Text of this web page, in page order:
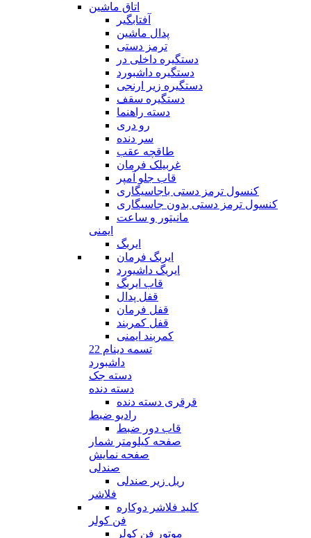
اتاق ماشین
آفتابگیر
پدال ماشین
ترمز دستی
دستگیره داخلی در
دستگیره داشبورد
دستگیره زیر ارنجی
دستگیره سقف
دسته راهنما
رو دری
سر دنده
طاقچه عقب
غربیلک فرمان
قاب جلو آمپر
کنسول ترمز دستی باجاسیگاری
کنسول ترمز دستی بدون جاسیگاری
مانیتور و ساعت
ایمنی
ایربگ
ایربگ فرمان
ایریگ داشیورد
قاب ایربگ
قفل پدال
قفل فرمان
قفل کمربند
کمربند ایمنی
تسمه دینام 22
داشبورد
دسته جک
دسته دنده
قرقری دسته دنده
رادیو ضبط
قاب دور ضبط
صفحه کیلومتر شمار
صفحه نمایش
صندلی
ریل زیر صندلی
فلاشر
کلید فلاشر دوکاره
فن کولر
موتور فن کولر